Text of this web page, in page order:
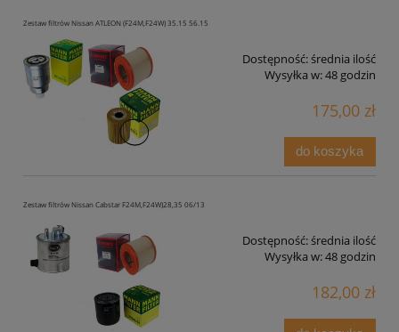
Zestaw filtrów Nissan ATLEON (F24M,F24W) 35.15 56.15
Dostępność:średnia ilość
Wysyłka w:48 godzin
175,00 zł
do koszyka
Zestaw filtrów Nissan Cabstar F24M,F24W)28,35 06/13
Dostępność:średnia ilość
Wysyłka w:48 godzin
182,00 zł